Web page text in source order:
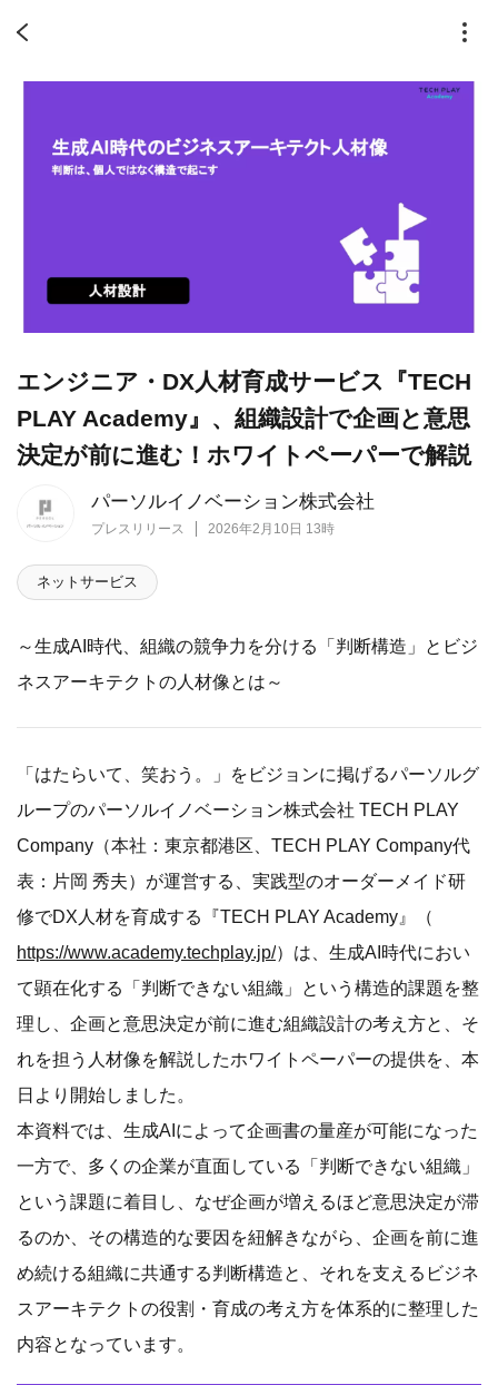
パーソルイノベーション株式会社
プレスリリース 2026年2月10日 13時
エンジニア・DX人材育成サービス『TECH
PLAY Academy』、組織設計で企画と意思
決定が前に進む！ホワイトペーパーで解説
ネットサービス
～生成AI時代、組織の競争力を分ける「判断構造」とビジ
ネスアーキテクトの人材像とは～
「はたらいて、笑おう。」をビジョンに掲げるパーソルグ
ループのパーソルイノベーション株式会社 TECH PLAY
Company（本社：東京都港区、TECH PLAY Company代
表：片岡 秀夫）が運営する、実践型のオーダーメイド研
修でDX人材を育成する『TECH PLAY Academy』（
https://www.academy.techplay.jp/）は、生成AI時代におい
て顕在化する「判断できない組織」という構造的課題を整
理し、企画と意思決定が前に進む組織設計の考え方と、そ
れを担う人材像を解説したホワイトペーパーの提供を、本
日より開始しました。
本資料では、生成AIによって企画書の量産が可能になった
一方で、多くの企業が直面している「判断できない組織」
という課題に着目し、なぜ企画が増えるほど意思決定が滞
るのか、その構造的な要因を紐解きながら、企画を前に進
め続ける組織に共通する判断構造と、それを支えるビジネ
スアーキテクトの役割・育成の考え方を体系的に整理した
内容となっています。